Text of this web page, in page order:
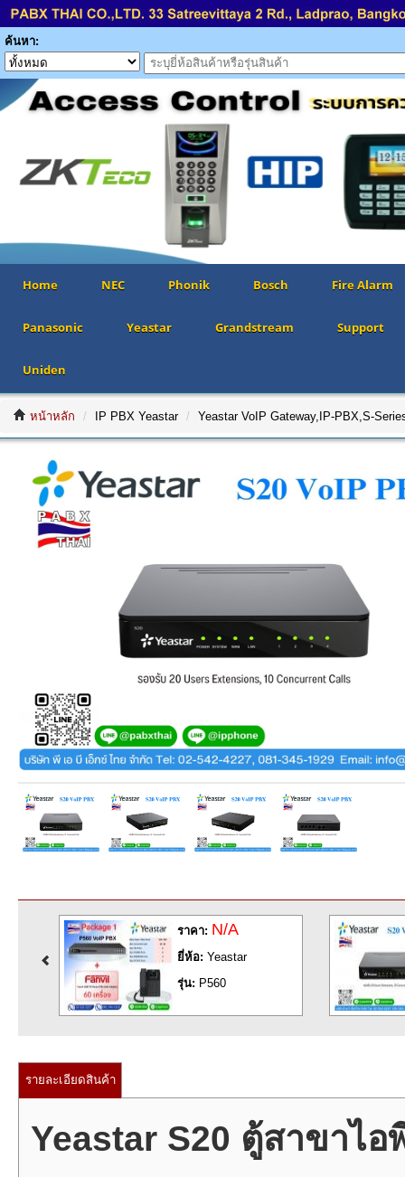
ค้นหา:
Home NEC Phonik Bosch Fire Alarm
Panasonic Yeastar Grandstream Support
Uniden
หน้าหลัก IP PBX Yeastar Yeastar VoIP Gateway,IP-PBX,S-
ราคา: N/A
ยี่ห้อ: Yeastar
รุ่น: P560
รายละเอียดสินค้า
Yeastar S20 ตู้สาขาไ